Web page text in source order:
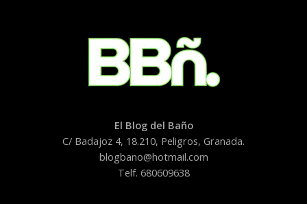
El Blog del Baño
C/ Badajoz 4, 18.210, Peligros, Granada.
blogbano@hotmail.com
Telf. 680609638